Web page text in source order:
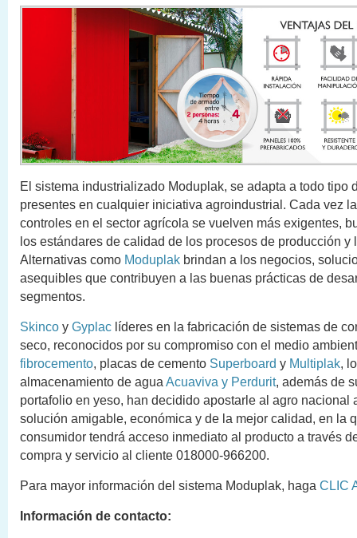
El sistema industrializado Moduplak, se adapta a todo tipo
presentes en cualquier iniciativa agroindustrial. Cada vez
controles en el sector agrícola se vuelven más exigentes,
los estándares de calidad de los procesos de producción y
Alternativas como Moduplak brindan a los negocios,
asequibles que contribuyen a las buenas prácticas de
segmentos.
Skinco y Gyplac líderes en la fabricación de sistemas de
seco, reconocidos por su compromiso con el medio
fibrocemento, placas de cemento Superboard y Multiplak,
almacenamiento de agua Acuaviva y Perdurit, además de
portafolio en yeso, han decidido apostarle al agro nacional
solución amigable, económica y de la mejor calidad, en la
consumidor tendrá acceso inmediato al producto a través
compra y servicio al cliente 018000-966200.
Para mayor información del sistema Moduplak, haga CLIC
Información de contacto: